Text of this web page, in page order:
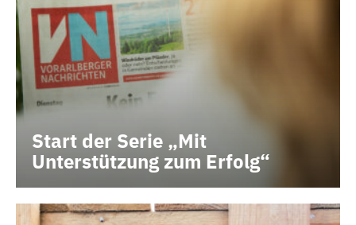
Start der Serie „Mit
Unterstützung zum Erfolg“